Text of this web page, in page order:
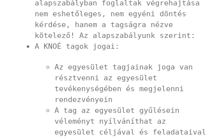
alapszabályban foglaltak végrehajtása
nem eshetőleges, nem egyéni döntés
kérdése, hanem a tagságra nézve
kötelező! Az alapszabályunk szerint:
A KNOÉ tagok jogai:
Az egyesület tagjainak joga van
résztvenni az egyesület
tevékenységében és megjelenni
rendezvényein
A tag az egyesület gyűlésein
véleményt nyílváníthat az
egyesület céljával és feladataival